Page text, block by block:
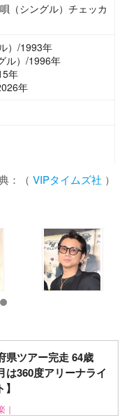
（シングル）チェッカ
）/1993年
ル）/1996年
年
年
：（ VIPタイムズ社 ）
県ツアー完走 64歳
は360度アリーナライ
｜